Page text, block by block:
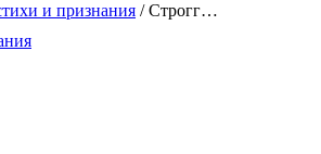
и признания /Строгг…